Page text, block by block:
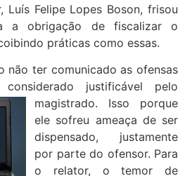
Luís Felipe Lopes Boson, frisou
a obrigação de fiscalizar o
práticas como essas.
não ter comunicado as ofensas
justificável pelo
magistrado. Isso porque
ele sofreu ameaça de ser
dispensado, justamente
por parte do ofensor. Para
o relator, o temor de